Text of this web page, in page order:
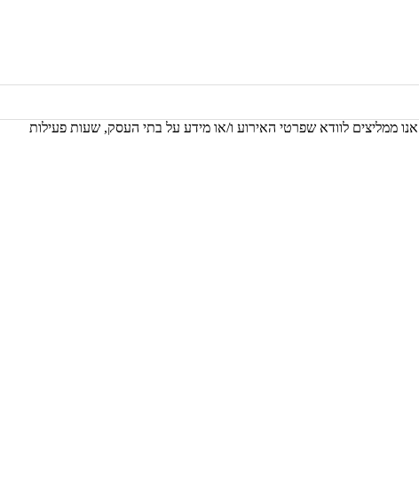
ממליצים לוודא שפרטי האירוע ו/או מידע על בתי העסק, שעות פעילות